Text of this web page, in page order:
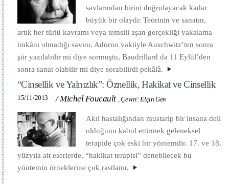
savlarından birini doğrulayacak kadar
büyük bir olaydı: Teorinin ve sanatın,
artık her türlü kavramı veya temsili aşan gerçekliği yakalama
imkânı olmadığı savını. Adorno vaktiyle Auschwitz’ten sonra
şiir yazılabilir mi diye sormuştu, Baudrillard da 11 Eylül’den
sonra sanat olabilir mi diye sorabilirdi pekâlâ.
“Cinsellik ve Yalnızlık”: Öznellik, Hakikat ve Cinsellik
15/11/2013 /Michel Foucault ,Çeviri: Elçin Gen
Akıl hastalığından mustarip bir insana deli
olduğunu kabul ettirmek geleneksel
terapide çok eski bir yöntemdir. 17. ve 18.
yüzyıla ait eserlerde, “hakikat terapisi” denebilecek bu
yöntemin örneklerine çok rastlanır.